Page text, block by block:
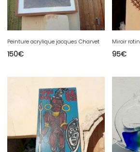
Peinture acrylique jacques Charvet
150€
Miroir rotin
95€